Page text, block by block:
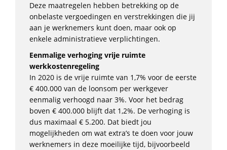
Deze maatregelen hebben betrekking op de
onbelaste vergoedingen en verstrekkingen die jij
aan je werknemers kunt doen, maar ook op
enkele administratieve verplichtingen.
Eenmalige verhoging vrije ruimte
werkkostenregeling
In 2020 is de vrije ruimte van 1,7% voor de eerste
€ 400.000 van de loonsom per werkgever
eenmalig verhoogd naar 3%. Voor het bedrag
boven € 400.000 blijft dat 1,2%. De verhoging is
dus maximaal € 5.200. Dat biedt jou
mogelijkheden om wat extra’s te doen voor jouw
werknemers in deze moeilijke tijd, bijvoorbeeld